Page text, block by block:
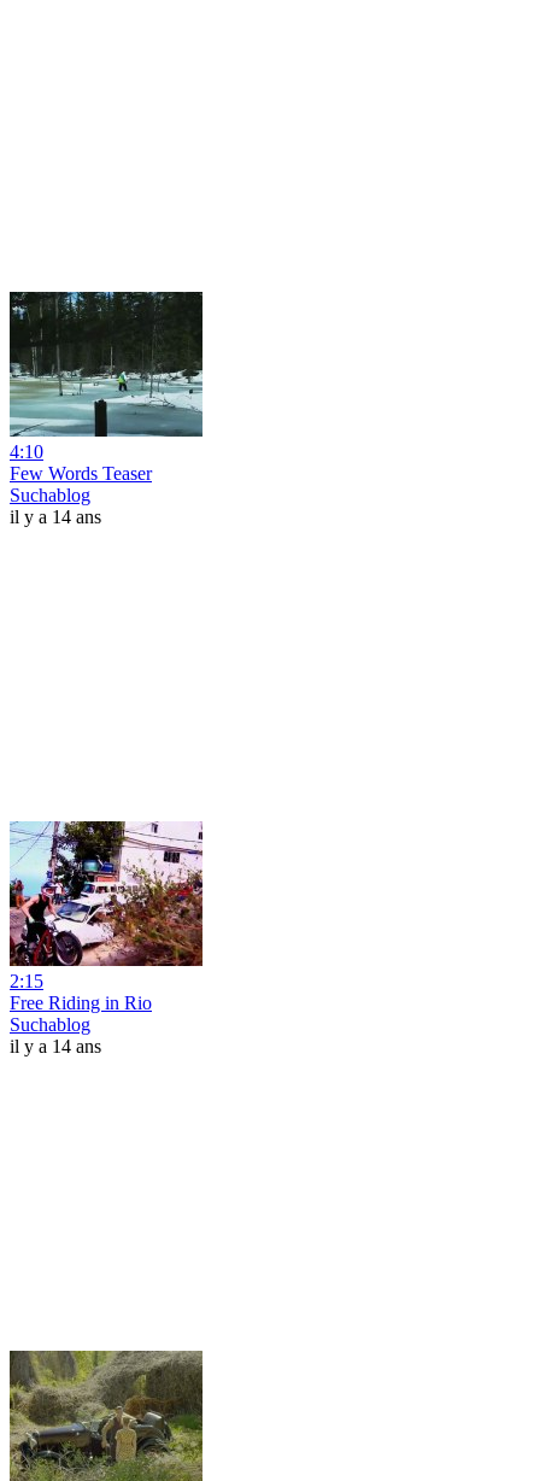
4:10
Few Words Teaser
Suchablog
il y a 14 ans
2:15
Free Riding in Rio
Suchablog
il y a 14 ans